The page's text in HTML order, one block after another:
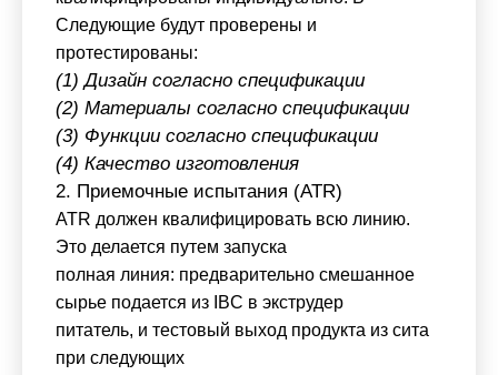
Следующие будут проверены и
протестированы:
(1) Дизайн согласно спецификации
(2) Материалы согласно спецификации
(3) Функции согласно спецификации
(4) Качество изготовления
2. Приемочные испытания (ATR)
ATR должен квалифицировать всю линию.
Это делается путем запуска
полная линия: предварительно смешанное
сырье подается из IBC в экструдер
питатель, и тестовый выход продукта из сита
при следующих